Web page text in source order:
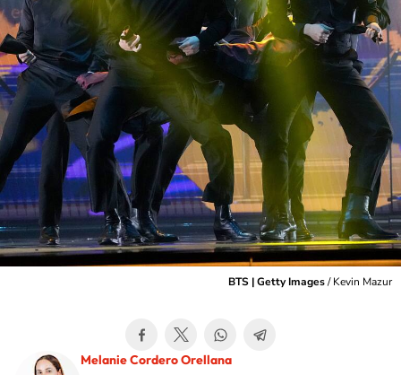
BTS | Getty Images/Kevin Mazur
Melanie Cordero Orellana